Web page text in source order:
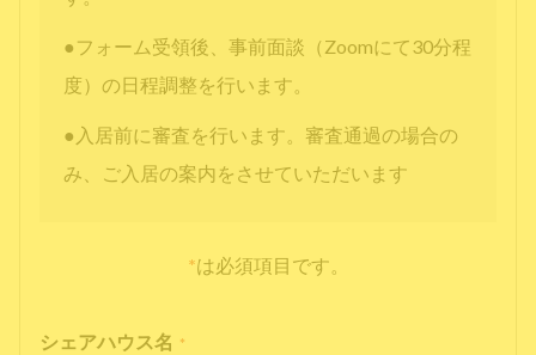
●フォーム受領後、事前面談（Zoomにて30分程
度）の日程調整を行います。
●入居前に審査を行います。審査通過の場合の
み、ご入居の案内をさせていただいます
*は必須項目です。
シェアハウス名 *